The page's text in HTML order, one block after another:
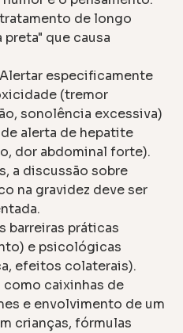
de longo
preta" que causa
Alertar especificamente
(tremor
sonolência excessiva)
alerta de hepatite
dor abdominal forte).
a discussão sobre
na gravidez deve ser
barreiras práticas
e psicológicas
efeitos colaterais).
caixinhas de
e envolvimento de um
crianças, fórmulas